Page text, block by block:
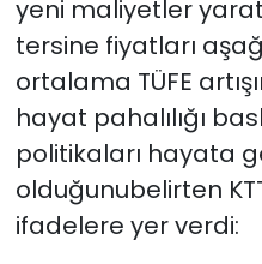
yeni maliyetler
tersine fiyatları
ortalama TÜFE
hayat pahalılığı
politikaları hayata
olduğunubelirten
ifadelere yer verdi: